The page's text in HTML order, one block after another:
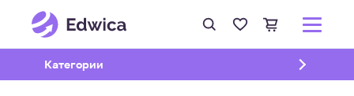
Открыть подменю
Категории